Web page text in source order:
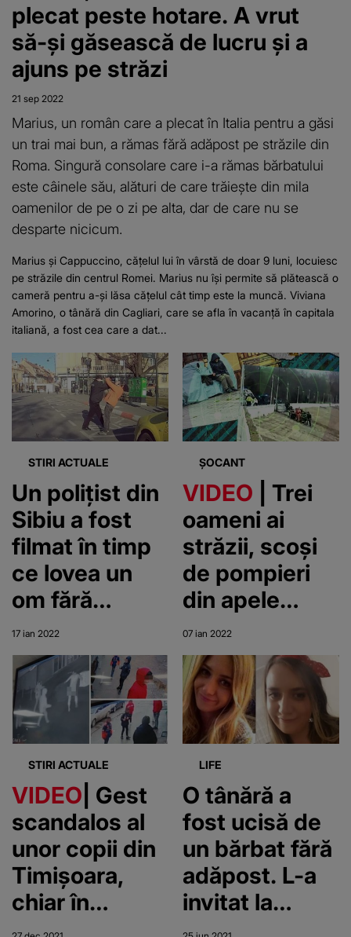
plecat peste hotare. A vrut
să-și găsească de lucru și a
ajuns pe străzi
21 sep 2022
Marius, un român care a plecat în Italia pentru a găsi
un trai mai bun, a rămas fără adăpost pe străzile din
Roma. Singură consolare care i-a rămas bărbatului
este câinele său, alături de care trăiește din mila
oamenilor de pe o zi pe alta, dar de care nu se
desparte nicicum.
Marius și Cappuccino, cățelul lui în vârstă de doar 9 luni, locuiesc
pe străzile din centrul Romei. Marius nu își permite să plătească o
cameră pentru a-și lăsa cățelul cât timp este la muncă. Viviana
Amorino, o tânără din Cagliari, care se afla în vacanță în capitala
italiană, a fost cea care a dat...
STIRI ACTUALE
Un polițist din
Sibiu a fost
filmat în timp
ce lovea un
om fără
adăpost
pentru că nu
purta mască.
Imaginile
revoltătoare
au fost
surprinse în
centrul
orașului
17 ian 2022
ȘOCANT
VIDEO | Trei
oameni ai
străzii, scoși
de pompieri
din apele
înghețate ale
brațului
Borcea, din
Călărași, după
ce au vrut să
se
sinucidă/Două
persoane au
decedat
07 ian 2022
STIRI ACTUALE
VIDEO | Gest
scandalos al
unor copii din
Timișoara,
chiar în
noaptea de
LIFE
O tânără a
fost ucisă de
un bărbat fără
adăpost. L-a
invitat la
masă, din